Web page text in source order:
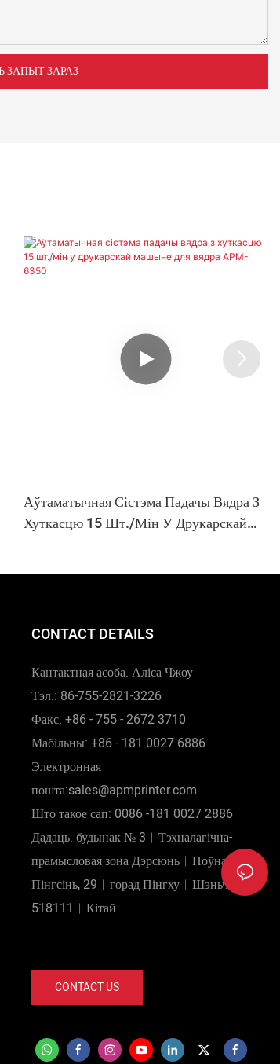
ЗАПЫТ ЗАРАЗ
Аўтаматычная Сістэма Падачы Вядра З
Хуткасцю 15 Шт./мін У Друкарскай
CONTACT DETAILS
Кантактная асоба: Аліса Чжоу
Тэл.: 86-755-2821-3226
Факс: +86 - 755 - 2672 3710
Мабільны: +86 - 181 0027 6886
Электронная
пошта:sales@apmprinter.com
Што такое сап: 0086 -181 0027 2886
Дадаць: будынак № 3︱Тэхналагічна-
прамысловая зона Дэрсюнь︱Поўнач-роўд
Пінгсінь, 29︱горад Пінгху︱Шэньчжэнь
518111︱Кітай.
CONTACT US